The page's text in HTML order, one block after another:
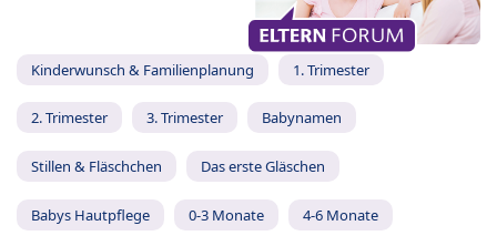
Kinderwunsch & Familienplanung 1. Trimester
2. Trimester 3. Trimester Babynamen
Stillen & Fläschchen Das erste Gläschen
Babys Hautpflege 0-3 Monate 4-6 Monate